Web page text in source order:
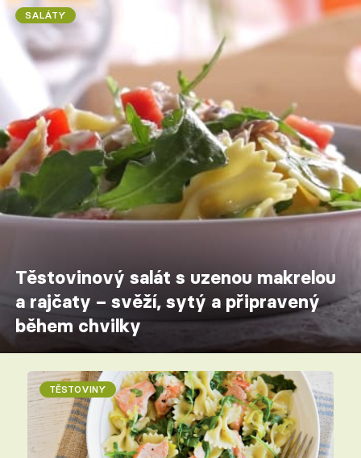
SALÁTY
Těstovinový salát s uzenou makrelou
a rajčaty – svěží, sytý a připravený
během chvilky
TĚSTOVINY